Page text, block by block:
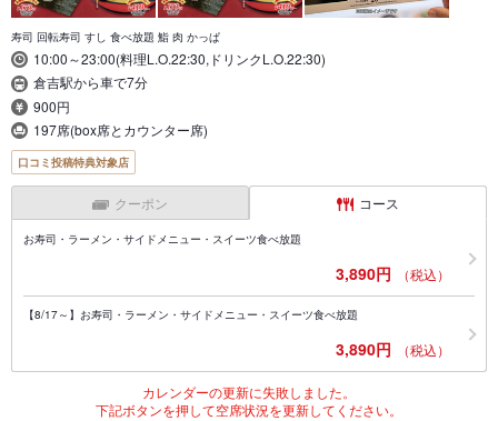
寿司 回転寿司 すし 食べ放題 鮨 肉 かっぱ
10:00～23:00(料理L.O.22:30,ドリンクL.O.22:30)
倉吉駅から車で7分
900円
197席(box席とカウンター席)
口コミ投稿特典対象店
クーポン コース
お寿司・ラーメン・サイドメニュー・スイーツ食べ放題
3,890円 （税込）
【8/17～】お寿司・ラーメン・サイドメニュー・スイーツ食べ放題
3,890円 （税込）
カレンダーの更新に失敗しました。
下記ボタンを押して空席状況を更新してください。